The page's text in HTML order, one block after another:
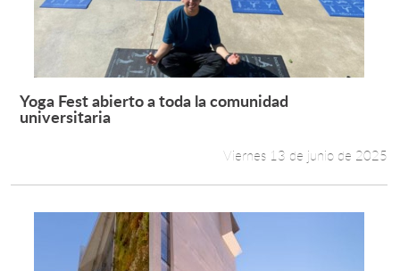
Leer más +
Yoga Fest abierto a toda la comunidad
universitaria
Viernes 13 de junio de 2025